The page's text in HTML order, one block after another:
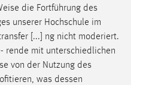
die Fortführung des
unserer Hochschule im
[...] ng nicht moderiert.
rende mit unterschiedlichen
von der Nutzung des
was dessen